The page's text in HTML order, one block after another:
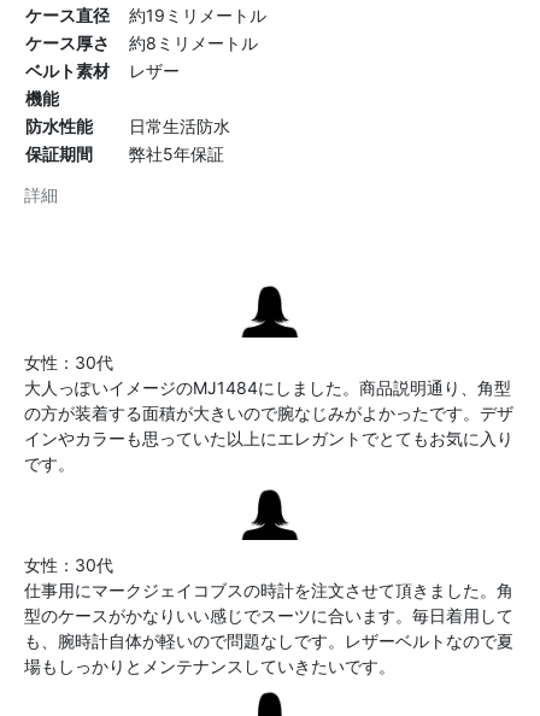
詳細
ケース直径
約19ミリメートル
ケース厚さ
約8ミリメートル
ベルト素材
レザー
機能
防水性能
日常生活防水
保証期間
弊社5年保証
女性：30代
大人っぽいイメージのMJ1484にしました。商品説明通り、角型
の方が装着する面積が大きいので腕なじみがよかったです。デザ
インやカラーも思っていた以上にエレガントでとてもお気に入り
です。
女性：30代
仕事用にマークジェイコブスの時計を注文させて頂きました。角
型のケースがかなりいい感じでスーツに合います。毎日着用して
も、腕時計自体が軽いので問題なしです。レザーベルトなので夏
場もしっかりとメンテナンスしていきたいです。